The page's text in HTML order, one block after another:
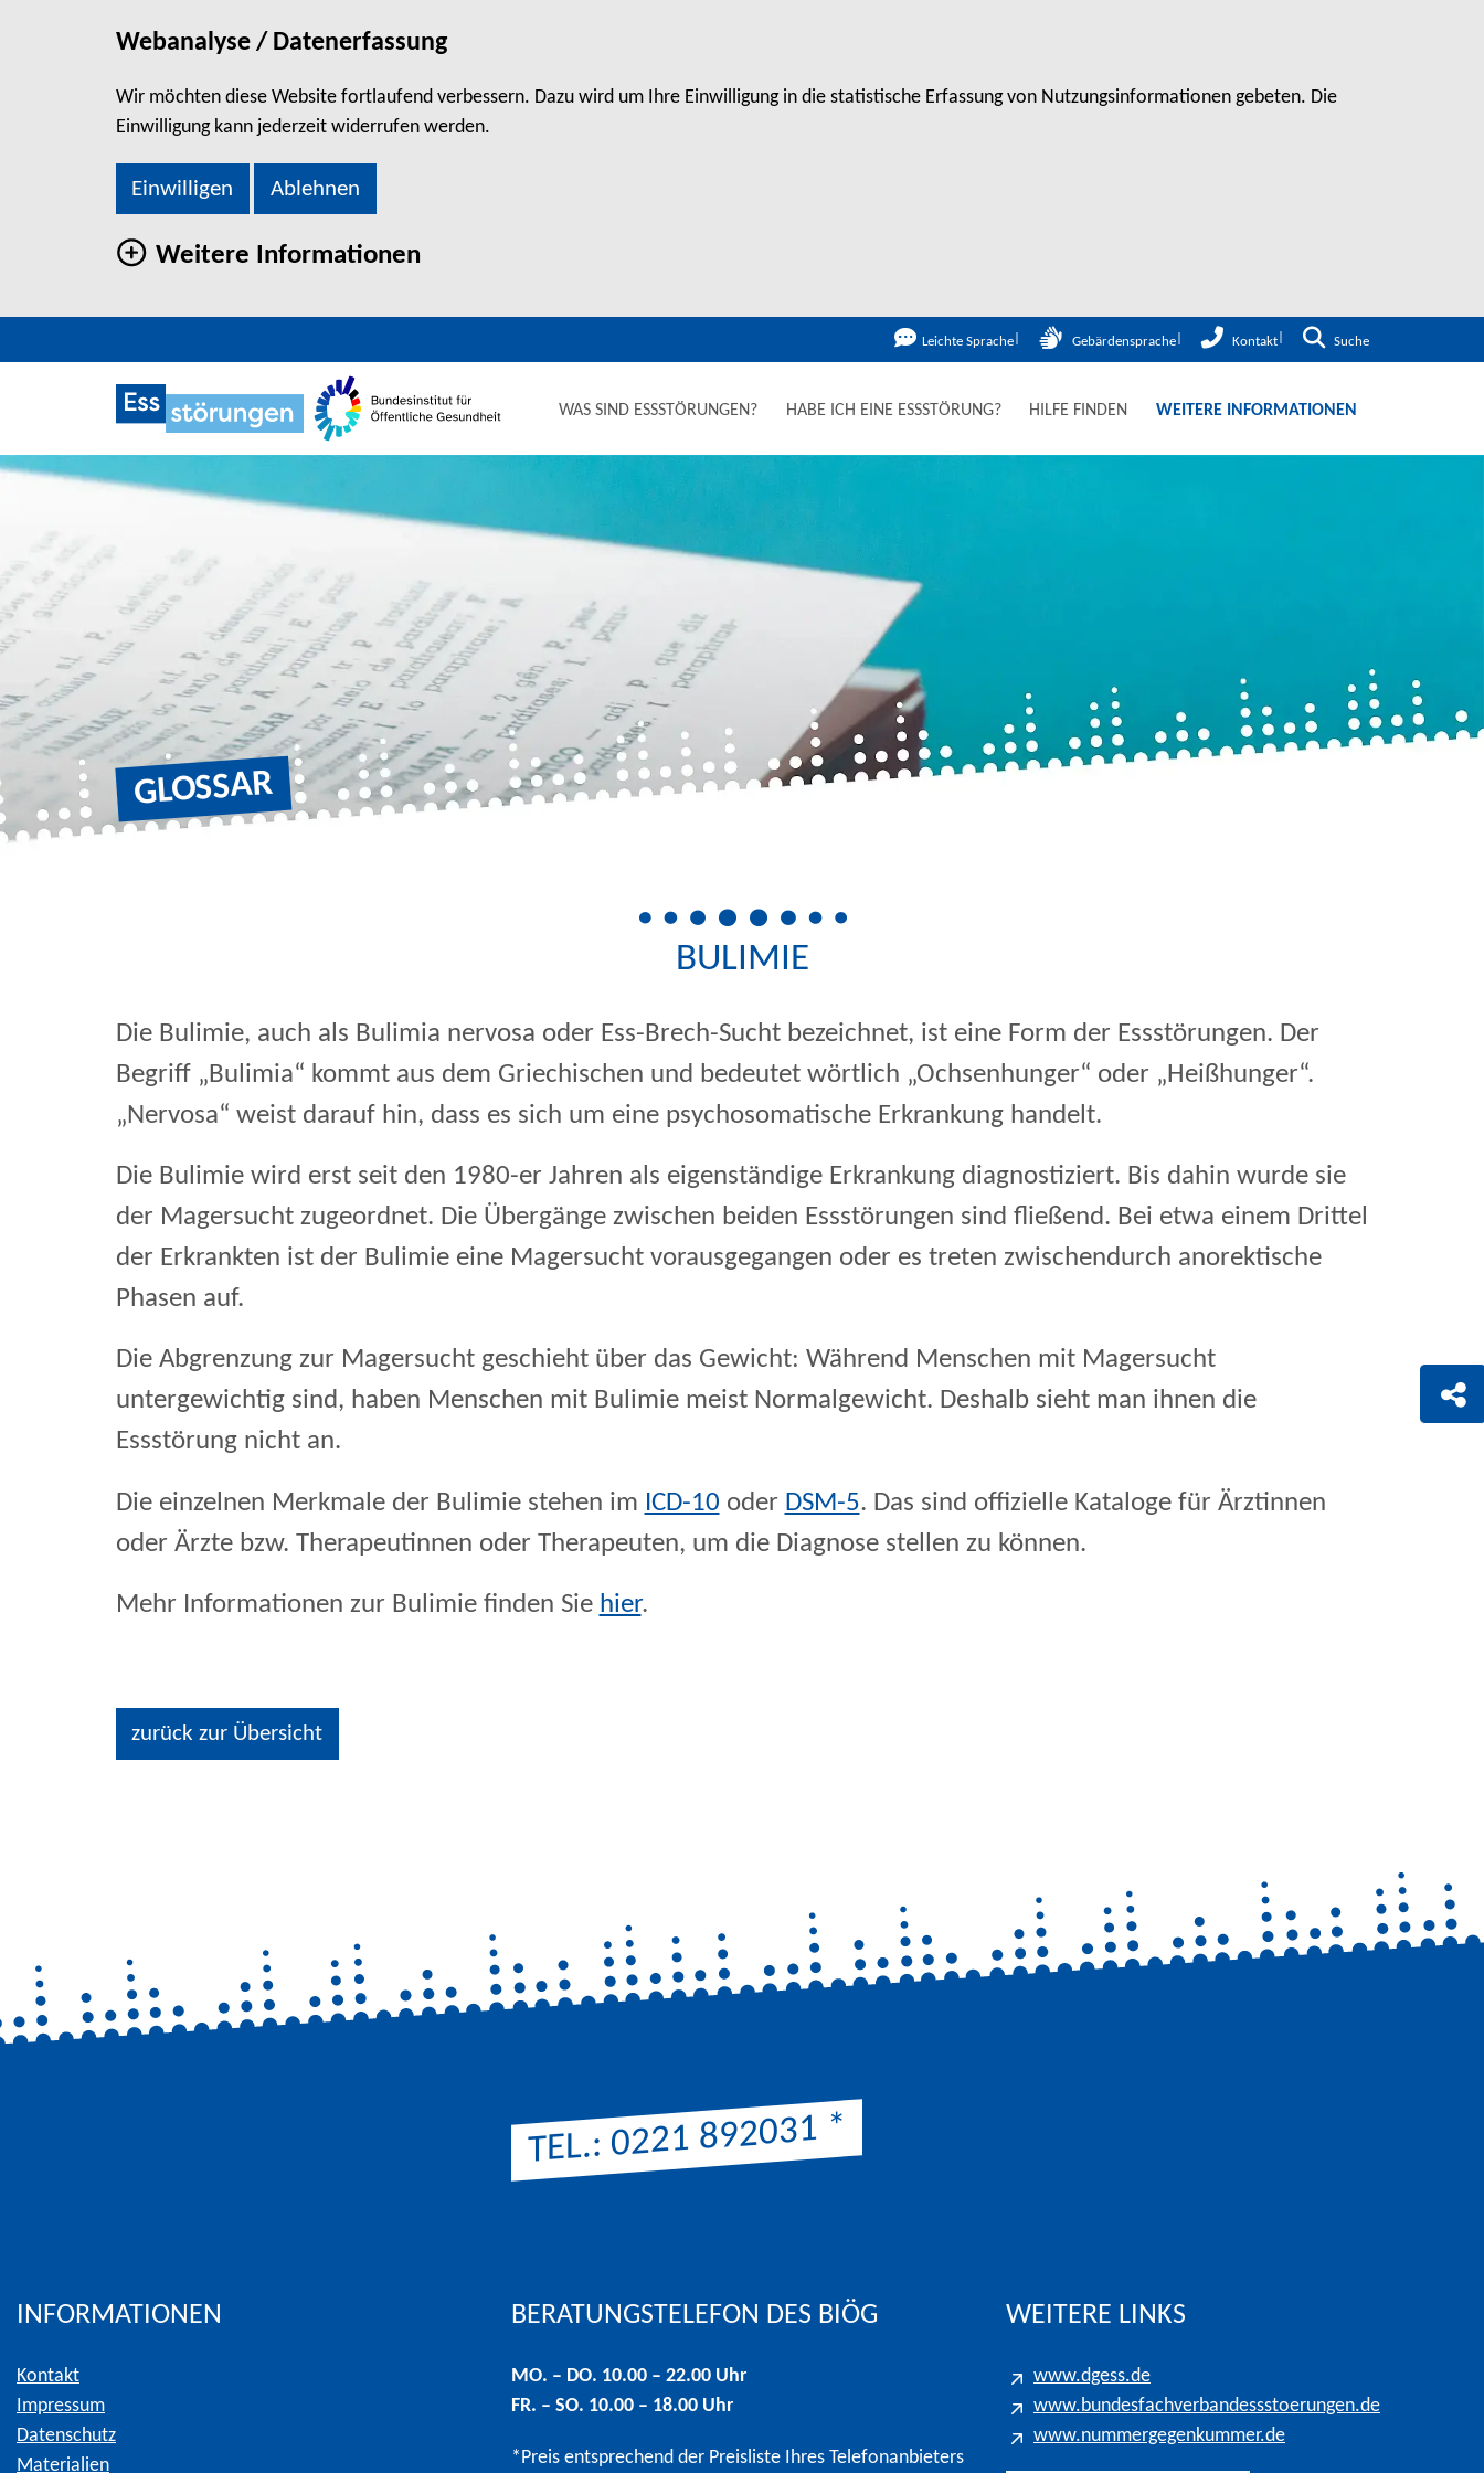
Webanalyse / Datenerfassung
Wir möchten diese Website fortlaufend verbessern. Dazu wird um Ihre Einwilligung in die statistische Erfassung von Nutzungsinformationen gebeten. Die
Einwilligung kann jederzeit widerrufen werden.
Einwilligen Ablehnen
Weitere Informationen
Leichte Sprache Gebärdensprache Kontakt Zur Suche
Suche
WAS SIND ESSSTÖRUNGEN? HABE ICH EINE ESSSTÖRUNG? HILFE FINDEN WEITERE INFORMATIONEN
BULIMIE
Zu den Social Media Links
GLOSSAR
BULIMIE
Die Bulimie, auch als Bulimia nervosa oder Ess-Brech-Sucht bezeichnet, ist eine Form der Essstörungen. Der
Begriff „Bulimia“ kommt aus dem Griechischen und bedeutet wörtlich „Ochsenhunger“ oder „Heißhunger“.
„Nervosa“ weist darauf hin, dass es sich um eine psychosomatische Erkrankung handelt.
Die Bulimie wird erst seit den 1980-er Jahren als eigenständige Erkrankung diagnostiziert. Bis dahin wurde sie
der Magersucht zugeordnet. Die Übergänge zwischen beiden Essstörungen sind fließend. Bei etwa einem Drittel
der Erkrankten ist der Bulimie eine Magersucht vorausgegangen oder es treten zwischendurch anorektische
Phasen auf.
Die Abgrenzung zur Magersucht geschieht über das Gewicht: Während Menschen mit Magersucht
untergewichtig sind, haben Menschen mit Bulimie meist Normalgewicht. Deshalb sieht man ihnen die
Essstörung nicht an.
Die einzelnen Merkmale der Bulimie stehen im ICD-10 oder DSM-5. Das sind offizielle Kataloge für Ärztinnen
oder Ärzte bzw. Therapeutinnen oder Therapeuten, um die Diagnose stellen zu können.
Mehr Informationen zur Bulimie finden Sie hier.
zurück zur Übersicht
INFORMATIONEN
Kontakt
Impressum
Datenschutz
Materialien
TEL.: 0221 892031*
BERATUNGSTELEFON DES BIÖG
MO. – DO. 10.00 – 22.00 Uhr
FR. – SO. 10.00 – 18.00 Uhr
*Preis entsprechend der Preisliste Ihres Telefonanbieters
WEITERE LINKS
www.dgess.de
www.bundesfachverbandessstoerungen.de
www.nummergegenkummer.de